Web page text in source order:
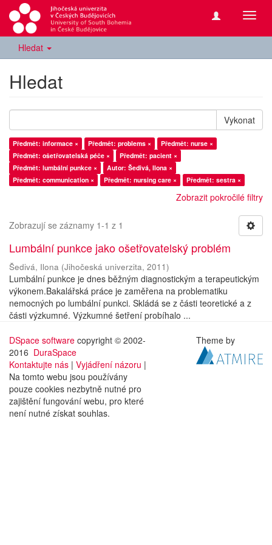
Hledat
Hledat
Vykonat
Předmět: informace × Předmět: problems ×
Předmět: nurse ×
Předmět: ošetřovatelská péče ×
Předmět: pacient ×
Předmět: lumbální punkce ×
Autor: Šedivá, Ilona ×
Předmět: communication ×
Předmět: nursing care × Předmět: sestra ×
Zobrazit pokročilé filtry
Zobrazují se záznamy 1-1 z 1
Lumbální punkce jako ošetřovatelský problém
Šedivá, Ilona (Jihočeská univerzita, 2011)
Lumbální punkce je dnes běžným diagnostickým a terapeutickým
výkonem.Bakalářská práce je zaměřena na problematiku
nemocných po lumbální punkci. Skládá se z části teoretické a z
části výzkumné. Výzkumné šetření probíhalo ...
DSpace software copyright © 2002-
2016 DuraSpace
Kontaktujte nás | Vyjádření názoru |
Na tomto webu jsou používány
pouze cookies nezbytně nutné pro
zajištění fungování webu, pro které
není nutné získat souhlas.
Theme by